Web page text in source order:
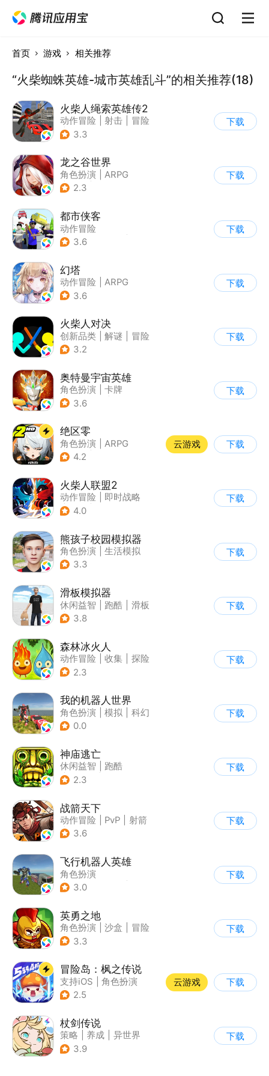
首页 游戏 相关推荐
“火柴蜘蛛英雄-城市英雄乱斗”的相关推荐(18)
火柴人绳索英雄传2
动作冒险 射击
冒险
| 开放世界
3.3
下载
龙之谷世界
角色扮演
ARPG
| 奇幻
2.3
下载
都市侠客
动作冒险
| 第一人称射击
3.6
下载
幻塔
动作冒险
ARPG
| 奇幻
3.6
下载
火柴人对决
创新品类 解谜
冒险
| 挑战破纪录
3.2
下载
奥特曼宇宙英雄
角色扮演
卡牌
| 影视改编
3.6
下载
绝区零
角色扮演
ARPG
| 冒险
4.2
云游戏 下载
火柴人联盟2
动作冒险
即时战略
| 冒险
4.0
下载
熊孩子校园模拟器
角色扮演
生活模拟
| 写实
3.3
下载
滑板模拟器
休闲益智 跑酷
滑板
| 卡通
3.8
下载
森林冰火人
动作冒险 收集
探险
| 儿童游戏
2.3
下载
我的机器人世界
角色扮演 模拟
科幻
| 卡通
0.0
下载
神庙逃亡
休闲益智
跑酷
| 欧美风
2.3
下载
战箭天下
动作冒险 PvP
射箭
| 怀旧
3.6
下载
飞行机器人英雄
角色扮演
| 第三人称射击
3.0
下载
英勇之地
角色扮演 沙盒
冒险
| steam游戏
3.3
下载
冒险岛：枫之传说
支持iOS
角色扮演
| 放置
2.5
云游戏 下载
杖剑传说
策略 养成
异世界
| 二次元
3.9
下载